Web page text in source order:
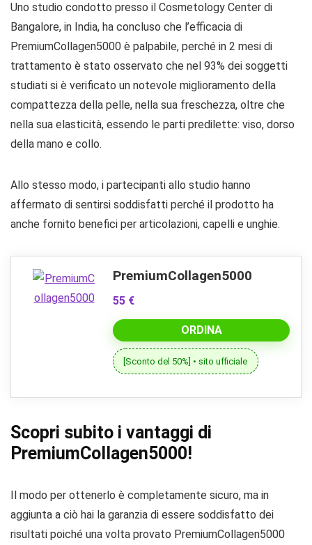
Uno studio condotto presso il Cosmetology Center di
Bangalore, in India, ha concluso che l’efficacia di
PremiumCollagen5000 è palpabile, perché in 2 mesi di
trattamento è stato osservato che nel 93% dei soggetti
studiati si è verificato un notevole miglioramento della
compattezza della pelle, nella sua freschezza, oltre che
nella sua elasticità, essendo le parti predilette: viso, dorso
della mano e collo.
Allo stesso modo, i partecipanti allo studio hanno
affermato di sentirsi soddisfatti perché il prodotto ha
anche fornito benefici per articolazioni, capelli e unghie.
PremiumCollagen5000
55 €
ORDINA
[Sconto del 50%] • sito ufficiale
Scopri subito i vantaggi di
PremiumCollagen5000!
Il modo per ottenerlo è completamente sicuro, ma in
aggiunta a ciò hai la garanzia di essere soddisfatto dei
risultati poiché una volta provato PremiumCollagen5000